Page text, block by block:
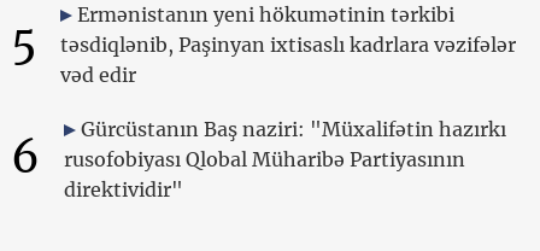
5
Ermənistanın yeni hökumətinin tərkibi
təsdiqlənib, Paşinyan ixtisaslı kadrlara vəzifələr
vəd edir
6
Gürcüstanın Baş naziri: "Müxalifətin hazırkı
rusofobiyası Qlobal Müharibə Partiyasının
direktividir"